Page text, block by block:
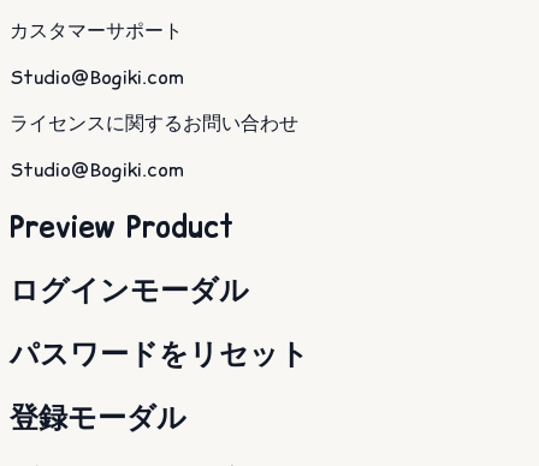
カスタマーサポート
Studio@Bogiki.com
ライセンスに関するお問い合わせ
Studio@Bogiki.com
Preview Product
ログインモーダル
パスワードをリセット
登録モーダル